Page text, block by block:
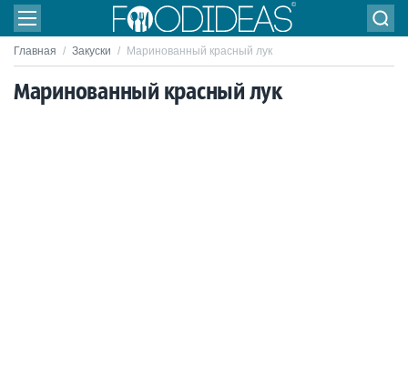
Главная / Закуски / Маринованный красный лук
Маринованный красный лук